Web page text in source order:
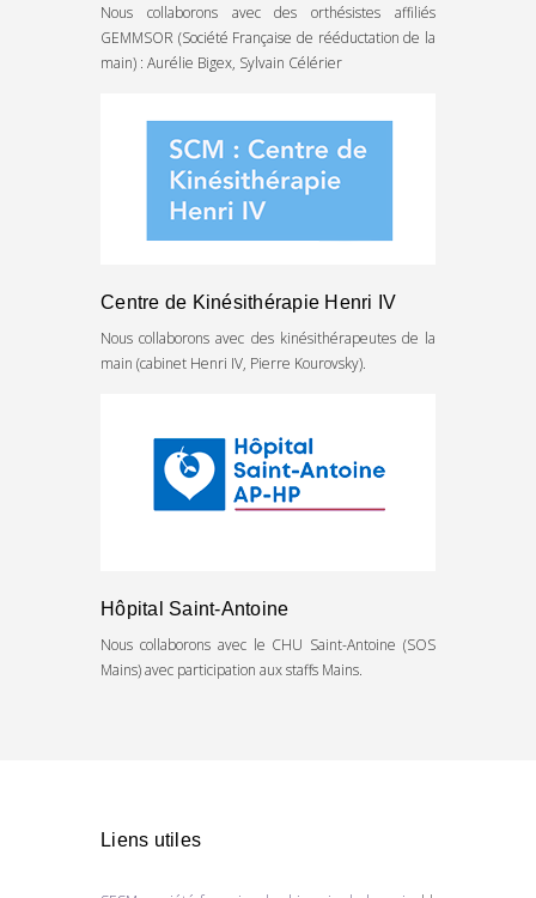
Nous collaborons avec des orthésistes affiliés
GEMMSOR (Société Française de rééductation de la
main) : Aurélie Bigex, Sylvain Célérier
Centre de Kinésithérapie Henri IV
Nous collaborons avec des kinésithérapeutes de la
main (cabinet Henri IV, Pierre Kourovsky).
Hôpital Saint-Antoine
Nous collaborons avec le CHU Saint-Antoine (SOS
Mains) avec participation aux staffs Mains.
Liens utiles